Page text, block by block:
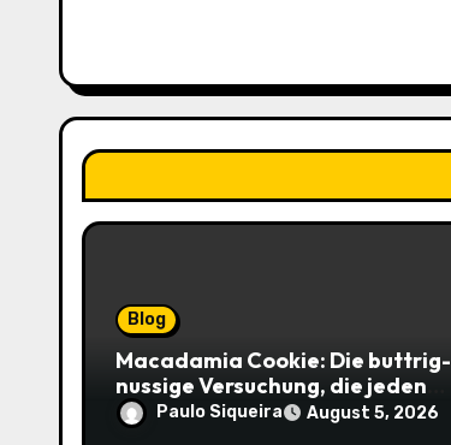
t
i
o
n
Blog
Macadamia Cookie: Die buttrig-
nussige Versuchung, die jeden
Keksliebhaber verführt
Paulo Siqueira August 5, 2026